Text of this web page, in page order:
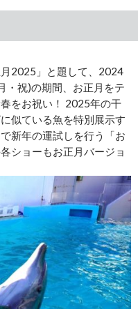
2025」と題して、2024
祝)の期間、お正月をテ
をお祝い！ 2025年の干
似ている魚を特別展示す
新年の運試しを行う「お
ショーもお正月バージョ